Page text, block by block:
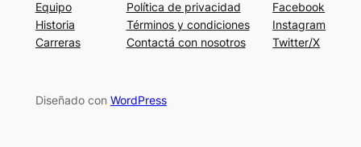
Equipo
Historia
Carreras
Política de privacidad
Términos y condiciones
Contactá con nosotros
Facebook
Instagram
Twitter/X
Diseñado con WordPress